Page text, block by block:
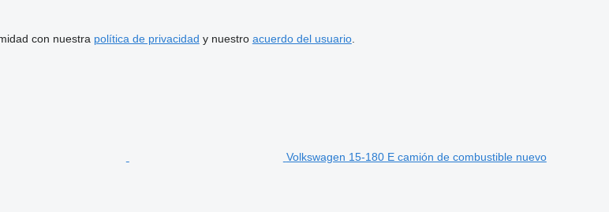
con nuestra política de privacidad y nuestro acuerdo del usuario.
Volkswagen 15-180 E camión de combustible nuevo